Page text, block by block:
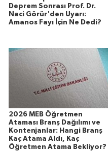
Deprem Sonrası Prof. Dr.
Naci Görür'den Uyarı:
Amanos Fayı İçin Ne Dedi?
2026 MEB Öğretmen
Ataması Branş Dağılımı ve
Kontenjanlar: Hangi Branş
Kaç Atama Aldı, Kaç
Öğretmen Atama Bekliyor?